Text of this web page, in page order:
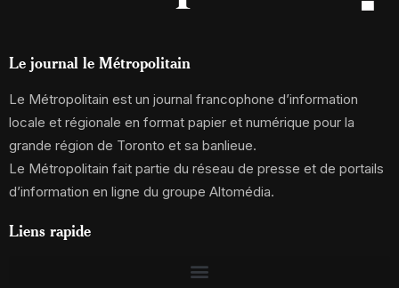
Le journal le Métropolitain
Le Métropolitain est un journal francophone d’information
locale et régionale en format papier et numérique pour la
grande région de Toronto et sa banlieue.
Le Métropolitain fait partie du réseau de presse et de portails
d’information en ligne du groupe Altomédia.
Liens rapide